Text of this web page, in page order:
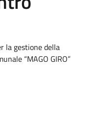
la gestione della
“MAGO GIRO”